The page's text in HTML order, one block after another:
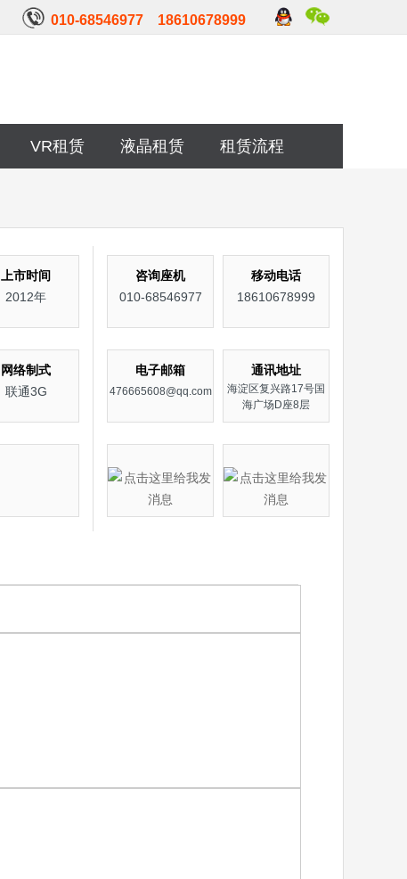
010-68546977 18610678999
VR租赁 液晶租赁 租赁流程
上市时间
2012年
网络制式
联通3G
咨询座机
010-68546977
移动电话
18610678999
电子邮箱
476665608@qq.com
通讯地址
海淀区复兴路17号国
海广场D座8层